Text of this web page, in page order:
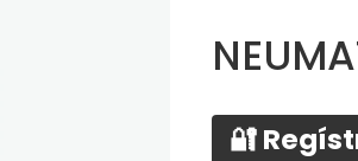
🔐